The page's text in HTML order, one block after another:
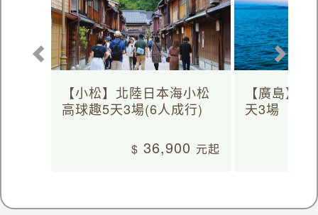
【小松】北陸日本海小松
高球趣5天3場(6人成行)
36,900
【廣島】
天3場